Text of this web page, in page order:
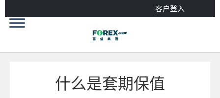
客户登入
什么是套期保值